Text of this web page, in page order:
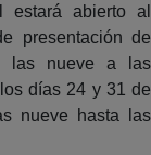
estará abierto al
presentación de
las nueve a las
días 24 y 31 de
nueve hasta las